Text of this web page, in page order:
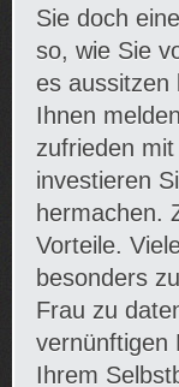
Sie doch
so, wie Sie
es aussitzen
Ihnen
zufrieden
investieren
hermachen.
Vorteile.
besonders
Frau zu
vernünftigen
Ihrem